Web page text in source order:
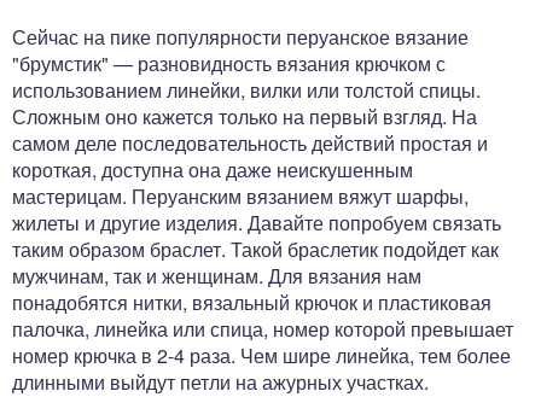
Сейчас на пике популярности перуанское вязание
"брумстик" — разновидность вязания крючком с
использованием линейки, вилки или толстой спицы.
Сложным оно кажется только на первый взгляд. На
самом деле последовательность действий простая и
короткая, доступна она даже неискушенным
мастерицам. Перуанским вязанием вяжут шарфы,
жилеты и другие изделия. Давайте попробуем связать
таким образом браслет. Такой браслетик подойдет как
мужчинам, так и женщинам. Для вязания нам
понадобятся нитки, вязальный крючок и пластиковая
палочка, линейка или спица, номер которой превышает
номер крючка в 2-4 раза. Чем шире линейка, тем более
длинными выйдут петли на ажурных участках.